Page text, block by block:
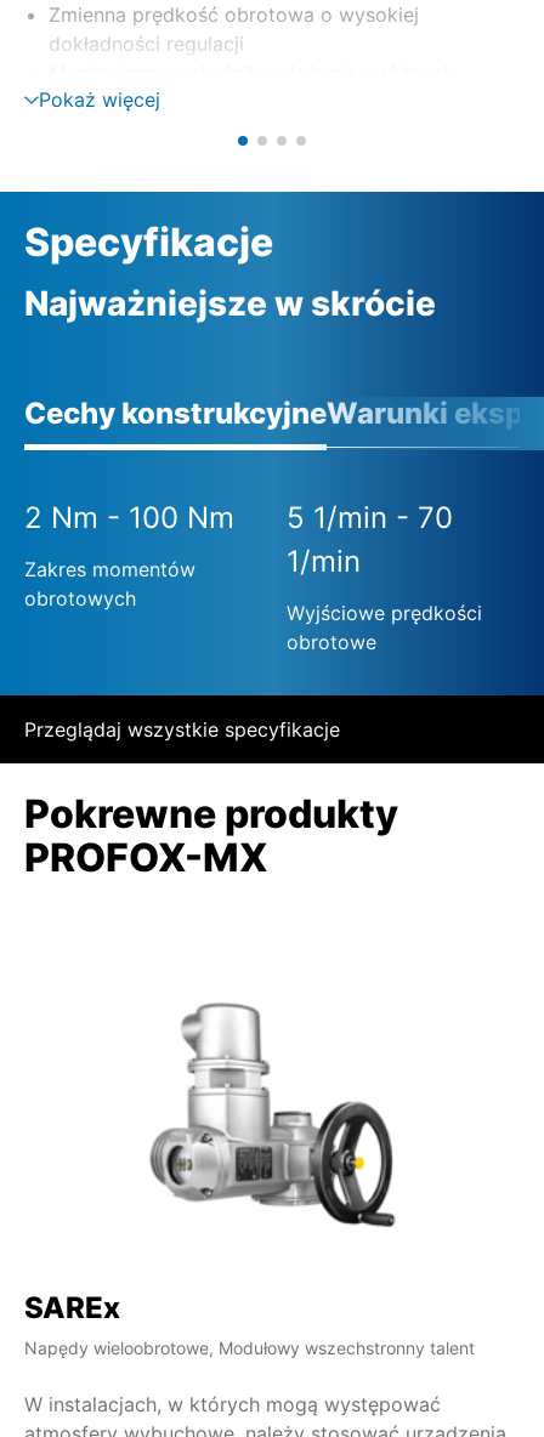
Zmienna prędkość obrotowa o wysokiej
dokładności regulacji
zakresach nastaw
(1 – 9 obr./skok, 9 – 14 obr./skok, 14 – 27
Pokaż więcej
Specyfikacje
Najważniejsze w skrócie
Cechy konstrukcyjneWarunki
2 Nm - 100 Nm
Zakres momentów
obrotowych
5 1/min - 70
1/min
Wyjściowe prędkości
obrotowe
Przeglądaj wszystkie specyfikacje
Pokrewne produkty
PROFOX-MX
SAREx
Napędy wieloobrotowe, Modułowy wszechstronny talent
W instalacjach, w których mogą występować